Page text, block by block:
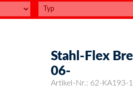
Stahl-Flex
06-
Artikel-Nr.: 62-KA193-